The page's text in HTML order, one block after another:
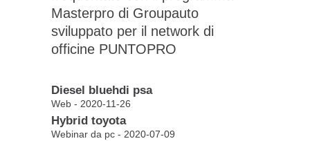
Masterpro di Groupauto
sviluppato per il network di
officine PUNTOPRO
Diesel bluehdi psa
Web - 2020-11-26
Hybrid toyota
Webinar da pc - 2020-07-09